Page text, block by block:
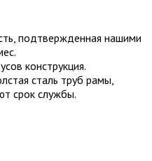
подтвержденная нашими
конструкция.
сталь труб рамы,
срок службы.